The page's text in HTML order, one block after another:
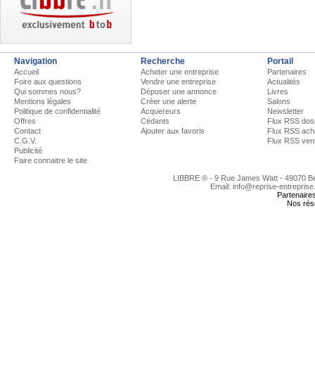
Navigation
Accueil
Foire aux questions
Qui sommes nous?
Mentions légales
Politique de confidentialité
Offres
Contact
C.G.V.
Publicité
Faire connaitre le site
Recherche
Acheter une entreprise
Vendre une entreprise
Déposer une annonce
Créer une alerte
Acquereurs
Cédants
Ajouter aux favoris
Portail
Partenaires
Actualités
Livres
Salons
Newsletter
Flux RSS
Flux RSS
Flux RSS
LIBBRE ® - 9 Rue James Watt - 49070
Email: info@reprise-
Nos